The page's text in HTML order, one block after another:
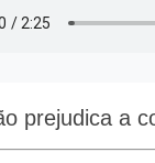
prejudica a